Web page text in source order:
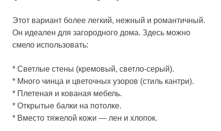
Этот вариант более легкий, нежный и романтичный.
Он идеален для загородного дома. Здесь можно
смело использовать:
* Светлые стены (кремовый, светло-серый).
* Много чинца и цветочных узоров (стиль кантри).
* Плетеная и кованая мебель.
* Открытые балки на потолке.
* Вместо тяжелой кожи — лен и хлопок.